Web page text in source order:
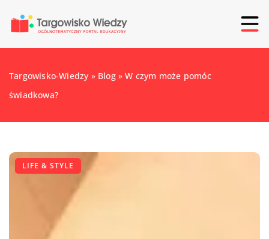
Targowisko-Wiedzy » Blog»W czym może pomóc
świadkowa?
LIFE & STYLE